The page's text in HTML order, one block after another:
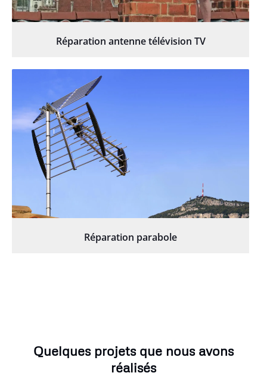
Réparation antenne télévision TV
Réparation parabole
Quelques projets que nous avons
réalisés